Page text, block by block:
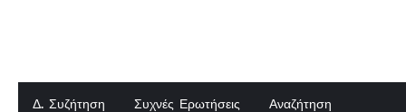
Δ. Συζήτηση Συχνές Ερωτήσεις Αναζήτηση